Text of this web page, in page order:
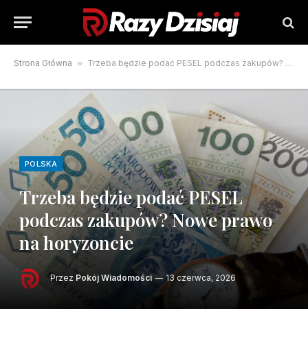
Strona Główna » Trzeba będzie podać PESEL podczas zakupów? Nowe prawo na horyzoncie
POLSKA
Trzeba będzie podać PESEL
podczas zakupów? Nowe prawo
na horyzoncie
Przez Pokój Wiadomości 13 czerwca, 2026